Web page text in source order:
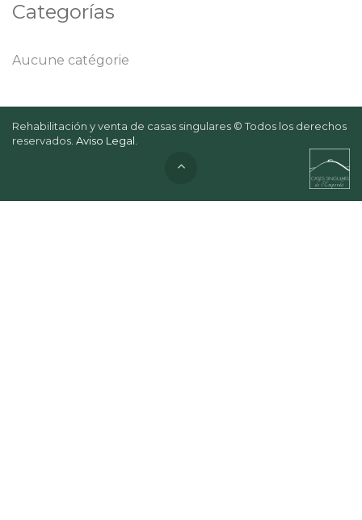
Categorías
Aucune catégorie
Rehabilitación y venta de casas singulares © Todos los derechos
reservados. Aviso Legal